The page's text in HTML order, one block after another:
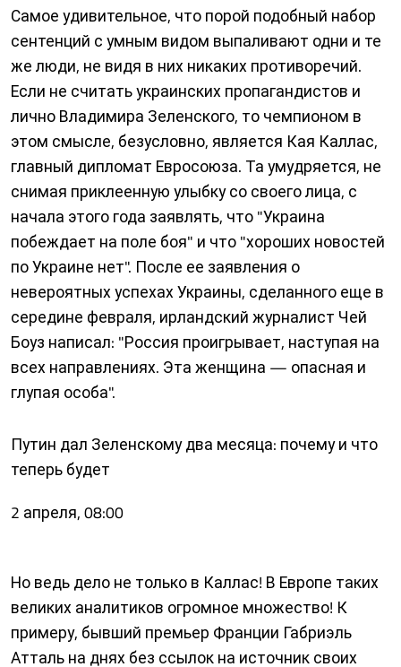
Самое удивительное, что порой подобный набор
сентенций с умным видом выпаливают одни и те
же люди, не видя в них никаких противоречий.
Если не считать украинских пропагандистов и
лично Владимира Зеленского, то чемпионом в
этом смысле, безусловно, является Кая Каллас,
главный дипломат Евросоюза. Та умудряется, не
снимая приклеенную улыбку со своего лица, с
начала этого года заявлять, что "Украина
побеждает на поле боя" и что "хороших новостей
по Украине нет". После ее заявления о
невероятных успехах Украины, сделанного еще в
середине февраля, ирландский журналист Чей
Боуз написал: "Россия проигрывает, наступая на
всех направлениях. Эта женщина — опасная и
глупая особа".
Путин дал Зеленскому два месяца: почему и что
теперь будет
2 апреля, 08:00
Но ведь дело не только в Каллас! В Европе таких
великих аналитиков огромное множество! К
примеру, бывший премьер Франции Габриэль
Атталь на днях без ссылок на источник своих